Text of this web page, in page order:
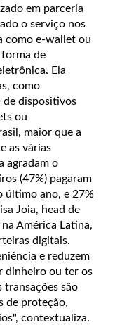
em parceria
o serviço nos
como e-wallet ou
de
Ela
como
de dispositivos
ou
maior que a
as várias
agradam o
(47%) pagaram
último ano, e 27%
Joia, head de
América Latina,
digitais.
e reduzem
dinheiro ou ter os
transações são
de proteção,
contextualiza.